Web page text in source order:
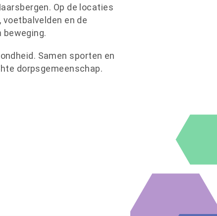
Op de locaties
en de
beweging.
Samen sporten en
dorpsgemeenschap.